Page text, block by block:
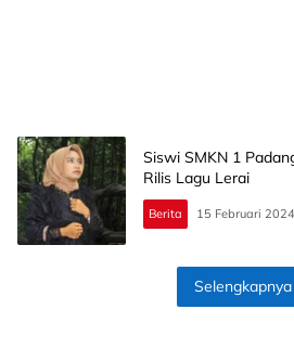
Siswi SMKN 1
Rilis Lagu Lerai
Berita 15 Februari 2024
Selengkapnya